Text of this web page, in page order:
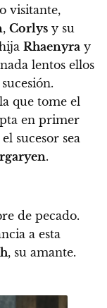
visitante,
, Corlys y su
Rhaenyra y
lentos ellos
que tome el
en primer
sucesor sea
.
de pecado.
a esta
, su amante.